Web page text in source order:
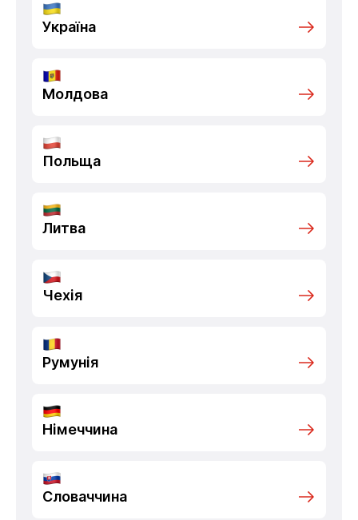
Україна
Молдова
Польща
Литва
Чехія
Румунія
Німеччина
Словаччина